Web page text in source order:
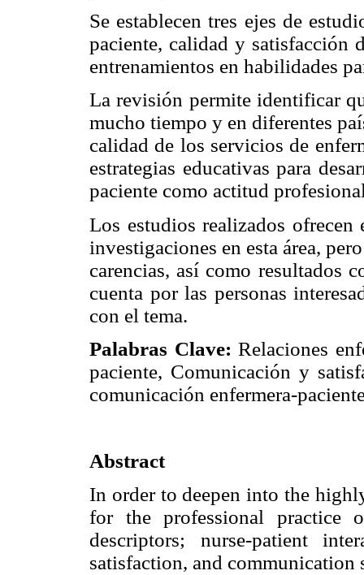
Se establecen tres ejes de
paciente, calidad y satisfacción
entrenamientos en habilidades
La revisión permite identificar
mucho tiempo y en diferentes
calidad de los servicios de
estrategias educativas para
paciente como actitud
Los estudios realizados
investigaciones en esta área,
carencias, así como resultados
cuenta por las personas
con el tema.
Palabras Clave: Relaciones
paciente, Comunicación y
comunicación enfermera-
Abstract
In order to deepen into the
for the professional practice
descriptors; nurse-patient
satisfaction, and